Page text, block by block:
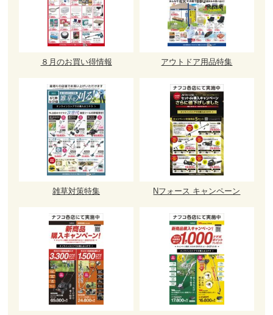
８月のお買い得情報 アウトドア用品特集
雑草対策特集 Nフォース キャンペーン